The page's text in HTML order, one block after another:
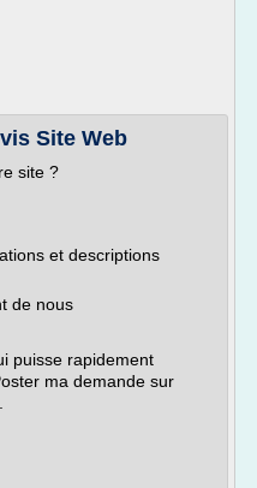
Site Web
site ?
et descriptions
de nous
puisse rapidement
ma demande sur